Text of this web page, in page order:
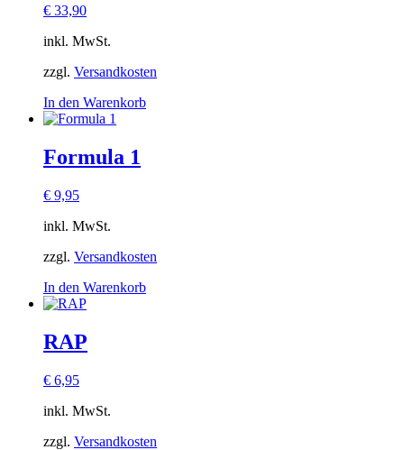
€ 33,90
inkl. MwSt.
zzgl. Versandkosten
In den Warenkorb
Formula 1
€ 9,95
inkl. MwSt.
zzgl. Versandkosten
In den Warenkorb
RAP
€ 6,95
inkl. MwSt.
zzgl. Versandkosten